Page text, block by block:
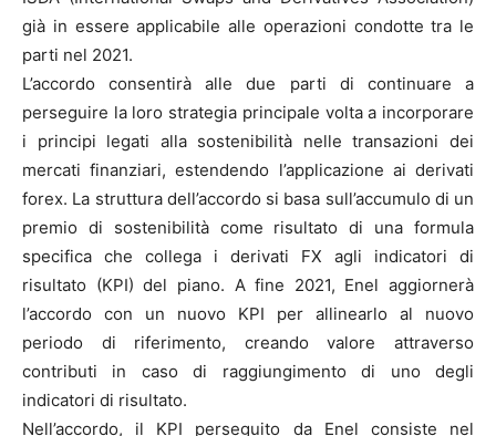
già in essere applicabile alle operazioni condotte tra le
parti nel 2021.
L’accordo consentirà alle due parti di continuare a
perseguire la loro strategia principale volta a incorporare
i principi legati alla sostenibilità nelle transazioni dei
mercati finanziari, estendendo l’applicazione ai derivati
forex. La struttura dell’accordo si basa sull’accumulo di un
premio di sostenibilità come risultato di una formula
specifica che collega i derivati FX agli indicatori di
risultato (KPI) del piano. A fine 2021, Enel aggiornerà
l’accordo con un nuovo KPI per allinearlo al nuovo
periodo di riferimento, creando valore attraverso
contributi in caso di raggiungimento di uno degli
indicatori di risultato.
Nell’accordo, il KPI perseguito da Enel consiste nel